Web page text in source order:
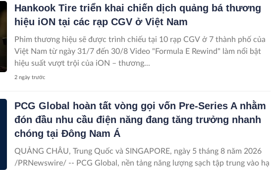
Hankook Tire triển khai chiến dịch quảng bá thương
hiệu iON tại các rạp CGV ở Việt Nam
Phim thương hiệu sẽ được trình chiếu tại 10 rạp CGV ở 7 thành phố của
Việt Nam từ ngày 31/7 đến 30/8 Video "Formula E Rewind" làm nổi bật
hiệu suất vượt trội của iON – thương...
2 ngày trước
PCG Global hoàn tất vòng gọi vốn Pre-Series A nhằm
đón đầu nhu cầu điện năng đang tăng trưởng nhanh
chóng tại Đông Nam Á
QUẢNG CHÂU, Trung Quốc và SINGAPORE, ngày 5 tháng 8 năm 2026
/PRNewswire/ -- PCG Global, nền tảng năng lượng sạch tập trung vào hạ